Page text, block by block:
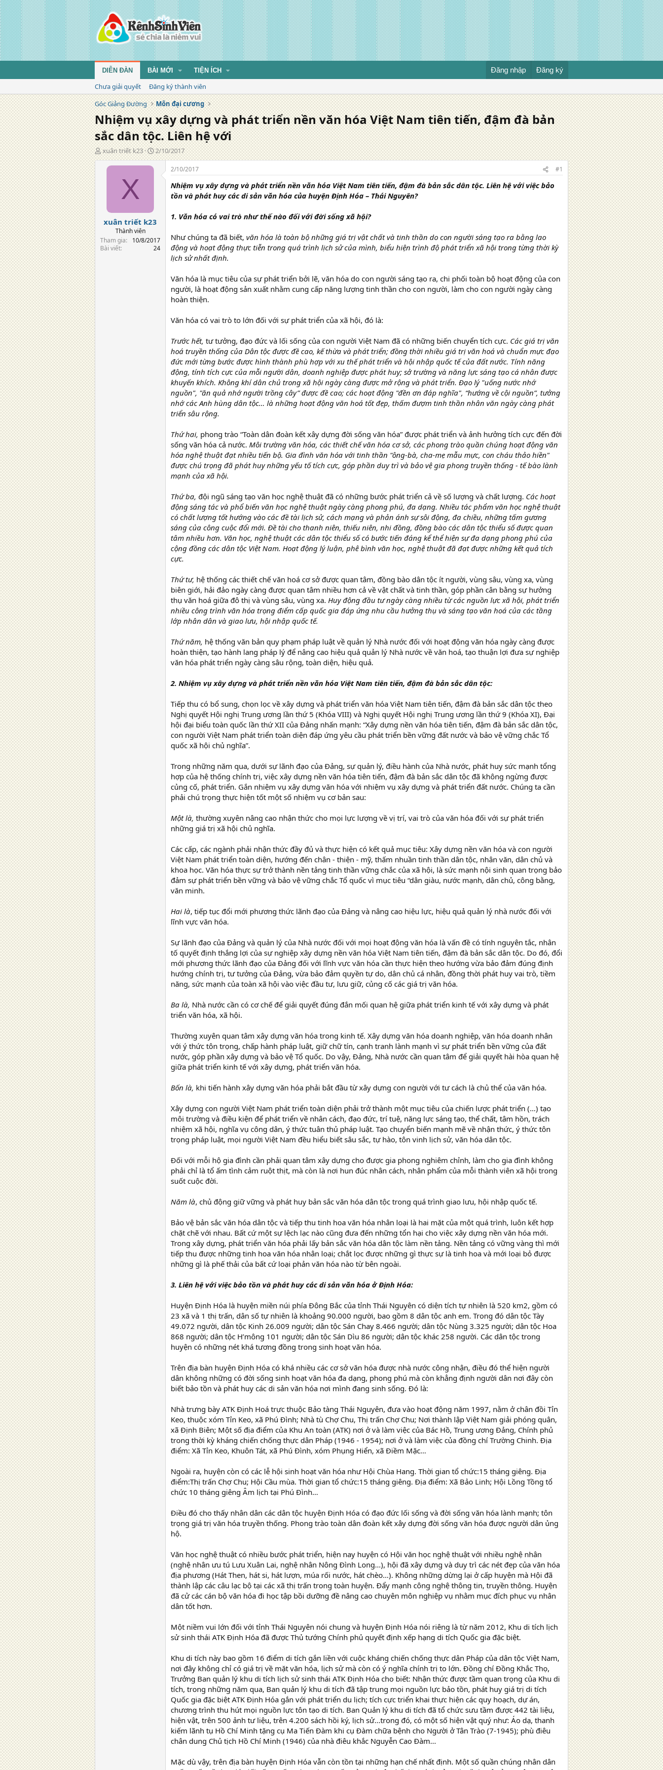
DIỄN ĐÀN BÀI MỚI TIỆN ÍCH Đăng nhập Đăng ký
Chưa giải quyết
Đăng ký thành viên
Góc Giảng Đường
Môn đại cương
Nhiệm vụ xây dựng và phát triển nền văn hóa Việt Nam tiên tiến, đậm đà bản
sắc dân tộc. Liên hệ với
T
á
xuân triết k23
N
g
2/10/2017
X
xuân triết k23
Thành viên
Tham gia
10/8/2017
Bài viết
24
2/10/2017 #1
Nhiệm vụ xây dựng và phát triển nền văn hóa Việt Nam tiên tiến, đậm đà bản sắc dân tộc. Liên hệ với việc bảo
tồn và phát huy các di sản văn hóa của huyện Định Hóa – Thái Nguyên?
1. Văn hóa có vai trò như thế nào đối với đời sống xã hội?
Như chúng ta đã biết, văn hóa là toàn bộ những giá trị vật chất và tinh thần do con người sáng tạo ra bằng lao
động và hoạt động thực tiễn trong quá trình lịch sử của mình, biểu hiện trình độ phát triển xã hội trong từng thời kỳ
lịch sử nhất định.
Văn hóa là mục tiêu của sự phát triển bởi lẽ, văn hóa do con người sáng tạo ra, chi phối toàn bộ hoạt động của con
người, là hoạt động sản xuất nhằm cung cấp năng lượng tinh thần cho con người, làm cho con người ngày càng
hoàn thiện.
Văn hóa có vai trò to lớn đối với sự phát triển của xã hội, đó là:
Trước hết, tư tưởng, đạo đức và lối sống của con người Việt Nam đã có những biến chuyển tích cực. Các giá trị văn
hoá truyền thống của Dân tộc được đề cao, kế thừa và phát triển; đồng thời nhiều giá trị văn hoá và chuẩn mực đạo
đức mới từng bước được hình thành phù hợp với xu thế phát triển và hội nhập quốc tế của đất nước. Tính năng
động, tính tích cực của mỗi người dân, doanh nghiệp được phát huy; sở trường và năng lực sáng tạo cá nhân được
khuyến khích. Không khí dân chủ trong xã hội ngày càng được mở rộng và phát triển. Đạo lý "uống nước nhớ
nguồn", "ăn quả nhớ người trồng cây” được đề cao; các hoạt động "đền ơn đáp nghĩa", “hướng về cội nguồn”, tưởng
nhớ các Anh hùng dân tộc… là những hoạt động văn hoá tốt đẹp, thấm đượm tinh thần nhân văn ngày càng phát
triển sâu rộng.
Thứ hai, phong trào “Toàn dân đoàn kết xây dựng đời sống văn hóa” được phát triển và ảnh hưởng tích cực đến đời
sống văn hóa cả nước. Môi trường văn hóa, các thiết chế văn hóa cơ sở, các phong trào quần chúng hoạt động văn
hóa nghệ thuật đạt nhiều tiến bộ. Gia đình văn hóa với tinh thần "ông-bà, cha-mẹ mẫu mực, con cháu thảo hiền"
được chú trọng đã phát huy những yếu tố tích cực, góp phần duy trì và bảo vệ gia phong truyền thống - tế bào lành
mạnh của xã hội.
Thứ ba, đội ngũ sáng tạo văn học nghệ thuật đã có những bước phát triển cả về số lượng và chất lượng. Các hoạt
động sáng tác và phổ biến văn học nghệ thuật ngày càng phong phú, đa dạng. Nhiều tác phẩm văn học nghệ thuật
có chất lượng tốt hướng vào các đề tài lịch sử, cách mạng và phản ánh sự sôi động, đa chiều, những tấm gương
sáng của công cuộc đổi mới. Đề tài cho thanh niên, thiếu niên, nhi đồng, đồng bào các dân tộc thiểu số được quan
tâm nhiều hơn. Văn học, nghệ thuật các dân tộc thiểu số có bước tiến đáng kể thể hiện sự đa dạng phong phú của
cộng đồng các dân tộc Việt Nam. Hoạt động lý luận, phê bình văn học, nghệ thuật đã đạt được những kết quả tích
cực.
Thứ tư, hệ thống các thiết chế văn hoá cơ sở được quan tâm, đồng bào dân tộc ít người, vùng sâu, vùng xa, vùng
biên giới, hải đảo ngày càng được quan tâm nhiều hơn cả về vật chất và tinh thần, góp phần cân bằng sự hưởng
thụ văn hoá giữa đô thị và vùng sâu, vùng xa. Huy động đầu tư ngày càng nhiều từ các nguồn lực xã hội, phát triển
nhiều công trình văn hóa trọng điểm cấp quốc gia đáp ứng nhu cầu hưởng thụ và sáng tạo văn hoá của các tầng
lớp nhân dân và giao lưu, hội nhập quốc tế.
Thứ năm, hệ thống văn bản quy phạm pháp luật về quản lý Nhà nước đối với hoạt động văn hóa ngày càng được
hoàn thiện, tạo hành lang pháp lý để nâng cao hiệu quả quản lý Nhà nước về văn hoá, tạo thuận lợi đưa sự nghiệp
văn hóa phát triển ngày càng sâu rộng, toàn diện, hiệu quả.
2. Nhiệm vụ xây dựng và phát triển nền văn hóa Việt Nam tiên tiến, đậm đà bản sắc dân tộc:
Tiếp thu có bổ sung, chọn lọc về xây dựng và phát triển văn hóa Việt Nam tiên tiến, đậm đà bản sắc dân tộc theo
Nghị quyết Hội nghị Trung ương lần thứ 5 (Khóa VIII) và Nghị quyết Hội nghị Trung ương lần thứ 9 (Khóa XI), Đại
hội đại biểu toàn quốc lần thứ XII của Đảng nhấn mạnh: “Xây dựng nền văn hóa tiên tiến, đậm đà bản sắc dân tộc,
con người Việt Nam phát triển toàn diện đáp ứng yêu cầu phát triển bền vững đất nước và bảo vệ vững chắc Tổ
quốc xã hội chủ nghĩa”.
Trong những năm qua, dưới sự lãnh đạo của Đảng, sự quản lý, điều hành của Nhà nước, phát huy sức mạnh tổng
hợp của hệ thống chính trị, việc xây dựng nền văn hóa tiên tiến, đậm đà bản sắc dân tộc đã không ngừng được
củng cố, phát triển. Gắn nhiệm vụ xây dựng văn hóa với nhiệm vụ xây dựng và phát triển đất nước. Chúng ta cần
phải chú trọng thực hiện tốt một số nhiệm vụ cơ bản sau:
Một là, thường xuyên nâng cao nhận thức cho mọi lực lượng về vị trí, vai trò của văn hóa đối với sự phát triển
những giá trị xã hội chủ nghĩa.
Các cấp, các ngành phải nhận thức đầy đủ và thực hiện có kết quả mục tiêu: Xây dựng nền văn hóa và con người
Việt Nam phát triển toàn diện, hướng đến chân - thiện - mỹ, thấm nhuần tinh thần dân tộc, nhân văn, dân chủ và
khoa học. Văn hóa thực sự trở thành nền tảng tinh thần vững chắc của xã hội, là sức mạnh nội sinh quan trọng bảo
đảm sự phát triển bền vững và bảo vệ vững chắc Tổ quốc vì mục tiêu “dân giàu, nước mạnh, dân chủ, công bằng,
văn minh.
Hai là, tiếp tục đổi mới phương thức lãnh đạo của Đảng và nâng cao hiệu lực, hiệu quả quản lý nhà nước đối với
lĩnh vực văn hóa.
Sự lãnh đạo của Đảng và quản lý của Nhà nước đối với mọi hoạt động văn hóa là vấn đề có tính nguyên tắc, nhân
tố quyết định thắng lợi của sự nghiệp xây dựng nền văn hóa Việt Nam tiên tiến, đậm đà bản sắc dân tộc. Do đó, đổi
mới phương thức lãnh đạo của Đảng đối với lĩnh vực văn hóa cần thực hiện theo hướng vừa bảo đảm đúng định
hướng chính trị, tư tưởng của Đảng, vừa bảo đảm quyền tự do, dân chủ cá nhân, đồng thời phát huy vai trò, tiềm
năng, sức mạnh của toàn xã hội vào việc đầu tư, lưu giữ, củng cố các giá trị văn hóa.
Ba là, Nhà nước cần có cơ chế để giải quyết đúng đắn mối quan hệ giữa phát triển kinh tế với xây dựng và phát
triển văn hóa, xã hội.
Thường xuyên quan tâm xây dựng văn hóa trong kinh tế. Xây dựng văn hóa doanh nghiệp, văn hóa doanh nhân
với ý thức tôn trọng, chấp hành pháp luật, giữ chữ tín, cạnh tranh lành mạnh vì sự phát triển bền vững của đất
nước, góp phần xây dựng và bảo vệ Tổ quốc. Do vậy, Đảng, Nhà nước cần quan tâm để giải quyết hài hòa quan hệ
giữa phát triển kinh tế với xây dựng, phát triển văn hóa.
Bốn là, khi tiến hành xây dựng văn hóa phải bắt đầu từ xây dựng con người với tư cách là chủ thể của văn hóa.
Xây dựng con người Việt Nam phát triển toàn diện phải trở thành một mục tiêu của chiến lược phát triển (…) tạo
môi trường và điều kiện để phát triển về nhân cách, đạo đức, trí tuệ, năng lực sáng tạo, thể chất, tâm hồn, trách
nhiệm xã hội, nghĩa vụ công dân, ý thức tuân thủ pháp luật. Tạo chuyển biến mạnh mẽ về nhận thức, ý thức tôn
trọng pháp luật, mọi người Việt Nam đều hiểu biết sâu sắc, tự hào, tôn vinh lịch sử, văn hóa dân tộc.
Đối với mỗi hộ gia đình cần phải quan tâm xây dựng cho được gia phong nghiêm chỉnh, làm cho gia đình không
phải chỉ là tổ ấm tình cảm ruột thịt, mà còn là nơi hun đúc nhân cách, nhân phẩm của mỗi thành viên xã hội trong
suốt cuộc đời.
Năm là, chủ động giữ vững và phát huy bản sắc văn hóa dân tộc trong quá trình giao lưu, hội nhập quốc tế.
Bảo vệ bản sắc văn hóa dân tộc và tiếp thu tinh hoa văn hóa nhân loại là hai mặt của một quá trình, luôn kết hợp
chặt chẽ với nhau. Bất cứ một sự lệch lạc nào cũng đưa đến những tổn hại cho việc xây dựng nền văn hóa mới.
Trong xây dựng, phát triển văn hóa phải lấy bản sắc văn hóa dân tộc làm nền tảng. Nền tảng có vững vàng thì mới
tiếp thu được những tinh hoa văn hóa nhân loại; chắt lọc được những gì thực sự là tinh hoa và mới loại bỏ được
những gì là phế thải của bất cứ loại phản văn hóa nào từ bên ngoài.
3. Liên hệ với việc bảo tồn và phát huy các di sản văn hóa ở Định Hóa:
Huyện Định Hóa là huyện miền núi phía Đông Bắc của tỉnh Thái Nguyên có diện tích tự nhiên là 520 km2, gồm có
23 xã và 1 thị trấn, dân số tự nhiên là khoảng 90.000 người, bao gồm 8 dân tộc anh em. Trong đó dân tộc Tày
49.072 người, dân tộc Kinh 26.009 người; dân tộc Sán Chay 8.466 người; dân tộc Nùng 3.325 người; dân tộc Hoa
868 người; dân tộc H’mông 101 người; dân tộc Sán Dìu 86 người; dân tộc khác 258 người. Các dân tộc trong
huyện có những nét khá tương đồng trong sinh hoạt văn hóa.
Trên địa bàn huyện Định Hóa có khá nhiều các cơ sở văn hóa được nhà nước công nhận, điều đó thể hiện người
dân không những có đời sống sinh hoạt văn hóa đa dạng, phong phú mà còn khẳng định người dân nơi đây còn
biết bảo tồn và phát huy các di sản văn hóa nơi mình đang sinh sống. Đó là:
Nhà trưng bày ATK Định Hoá trực thuộc Bảo tàng Thái Nguyên, đưa vào hoạt động năm 1997, nằm ở chân đồi Tỉn
Keo, thuộc xóm Tỉn Keo, xã Phú Đình; Nhà tù Chợ Chu, Thị trấn Chợ Chu; Nơi thành lập Việt Nam giải phóng quân,
xã Định Biên; Một số địa điểm của Khu An toàn (ATK) nơi ở và làm việc của Bác Hồ, Trung ương Đảng, Chính phủ
trong thời kỳ kháng chiến chống thực dân Pháp (1946 - 1954); nơi ở và làm việc của đồng chí Trường Chinh. Địa
điểm: Xã Tỉn Keo, Khuôn Tát, xã Phú Đình, xóm Phụng Hiển, xã Điềm Mặc…
Ngoài ra, huyện còn có các lễ hội sinh hoạt văn hóa như Hội Chùa Hang. Thời gian tổ chức:15 tháng giêng. Địa
điểm:Thị trấn Chợ Chu; Hội Cầu mùa. Thời gian tổ chức:15 tháng giêng. Địa điểm: Xã Bảo Linh; Hội Lồng Tồng tổ
chức 10 tháng giêng Âm lịch tại Phú Đình…
Điều đó cho thấy nhân dân các dân tộc huyện Định Hóa có đạo đức lối sống và đời sống văn hóa lành mạnh; tôn
trọng giá trị văn hóa truyền thống. Phong trào toàn dân đoàn kết xây dựng đời sống văn hóa được người dân ủng
hộ.
Văn học nghệ thuật có nhiều bước phát triển, hiện nay huyện có Hội văn học nghệ thuật với nhiều nghệ nhân
(nghệ nhân ưu tú Lưu Xuân Lai, nghệ nhân Nông Đình Long…), hội đã xây dựng và duy trì các nét đẹp của văn hóa
địa phương (Hát Then, hát si, hát lượn, múa rối nước, hát chèo…). Không những dừng lại ở cấp huyện mà Hội đã
thành lập các câu lạc bộ tại các xã thị trấn trong toàn huyện. Đẩy mạnh công nghệ thông tin, truyền thông. Huyện
đã cử các cán bộ văn hóa đi học tập bồi dưỡng đề nâng cao chuyên môn nghiệp vụ nhằm mục đích phục vụ nhân
dân tốt hơn.
Một niềm vui lớn đối với tỉnh Thái Nguyên nói chung và huyện Định Hóa nói riêng là từ năm 2012, Khu di tích lịch
sử sinh thái ATK Định Hóa đã được Thủ tướng Chính phủ quyết định xếp hạng di tích Quốc gia đặc biệt.
Khu di tích này bao gồm 16 điểm di tích gắn liền với cuộc kháng chiến chống thực dân Pháp của dân tộc Việt Nam,
nơi đây không chỉ có giá trị về mặt văn hóa, lịch sử mà còn có ý nghĩa chính trị to lớn. Đồng chí Đồng Khắc Thọ,
Trưởng Ban quản lý khu di tích lịch sử sinh thái ATK Định Hóa cho biết: Nhận thức được tầm quan trọng của Khu di
tích, trong những năm qua, Ban quản lý khu di tích đã tập trung mọi nguồn lực bảo tồn, phát huy giá trị di tích
Quốc gia đặc biệt ATK Định Hóa gắn với phát triển du lịch; tích cực triển khai thực hiện các quy hoạch, dự án,
chương trình thu hút mọi nguồn lực tôn tạo di tích. Ban Quản lý khu di tích đã tổ chức sưu tầm được 442 tài liệu,
hiện vật, trên 500 ảnh tư liệu, trên 4.200 sách hồi ký, lịch sử...trong đó, có một số hiện vật quý như: Áo dạ, thanh
kiếm lãnh tụ Hồ Chí Minh tặng cụ Ma Tiến Đàm khi cụ Đàm chữa bệnh cho Người ở Tân Trào (7-1945); phù điêu
chân dung Chủ tịch Hồ Chí Minh (1946) của nhà điêu khắc Nguyễn Cao Đàm...
Mặc dù vậy, trên địa bàn huyện Định Hóa vẫn còn tồn tại những hạn chế nhất định. Một số quần chúng nhân dân